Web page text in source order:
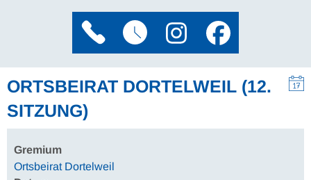
ORTSBEIRAT DORTELWEIL (12.
SITZUNG)
Gremium
Ortsbeirat Dortelweil